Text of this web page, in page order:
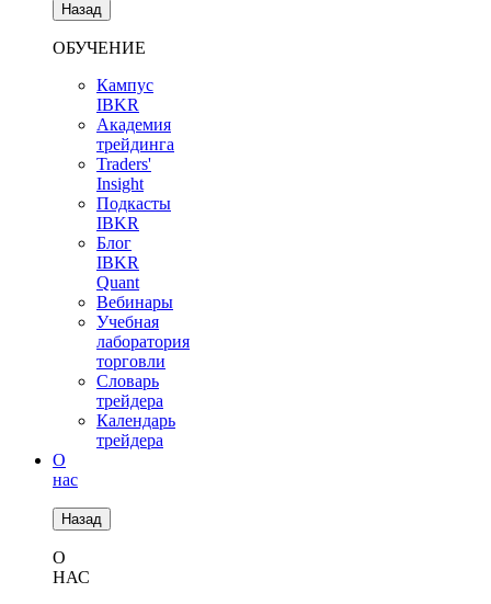
Назад
ОБУЧЕНИЕ
Кампус
IBKR
Академия
трейдинга
Traders'
Insight
Подкасты
IBKR
Блог
IBKR
Quant
Вебинары
Учебная
лаборатория
торговли
Словарь
трейдера
Календарь
трейдера
О
нас
Назад
О
НАС